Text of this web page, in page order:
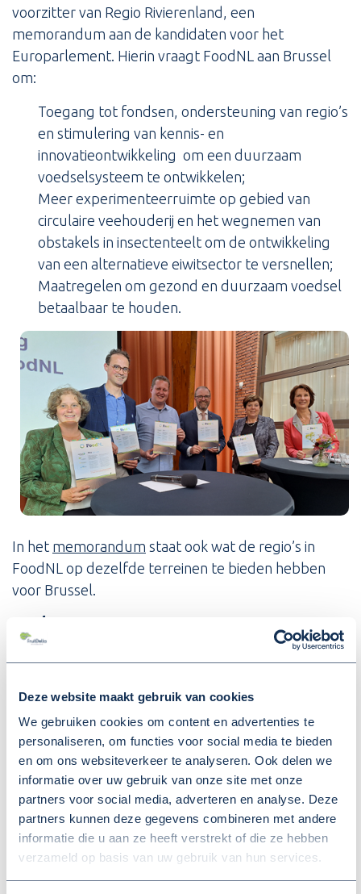
Deze website maakt gebruik van cookies
We gebruiken cookies om content en advertenties te
personaliseren, om functies voor social media te bieden
en om ons websiteverkeer te analyseren. Ook delen we
informatie over uw gebruik van onze site met onze
partners voor social media, adverteren en analyse. Deze
partners kunnen deze gegevens combineren met andere
informatie die u aan ze heeft verstrekt of die ze hebben
verzameld op basis van uw gebruik van hun services.
voorzitter van Regio Rivierenland, een
memorandum aan de kandidaten voor het
Europarlement. Hierin vraagt FoodNL aan Brussel
om:
Toegang tot fondsen, ondersteuning van regio’s
en stimulering van kennis- en
innovatieontwikkeling om een duurzaam
voedselsysteem te ontwikkelen;
Meer experimenteerruimte op gebied van
circulaire veehouderij en het wegnemen van
obstakels in insectenteelt om de ontwikkeling
van een alternatieve eiwitsector te versnellen;
Maatregelen om gezond en duurzaam voedsel
betaalbaar te houden.
In het memorandum staat ook wat de regio’s in
FoodNL op dezelfde terreinen te bieden hebben
voor Brussel.
Dank
Het was een levendig debat dat in goede sfeer
werd gevoerd. Mede namens FoodNL danken wij
iedereen die deze bijeenkomst mogelijk heeft
(BBB), Willemien Koning-Hoeve (CDA), Christian van
der Krift, PhD (Christenunie), Lara Sibbing (Groen
links/PvdA), Ellen Putman (Partij voor de Dieren),
Gijsbrecht Gunter (SGP), Bart Millenaar (VVD) en Ian
Hendriks (Volt) en wensen hen veel succes op weg
naar 6 juni 2024.